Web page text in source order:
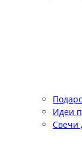
Идеи
Свечи